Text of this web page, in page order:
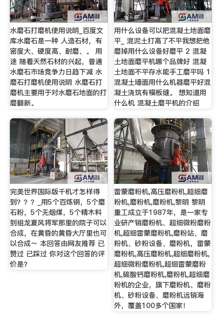
水磨石打磨机使用说明_百度文
库水磨石是一种 人造石材，有
密度大、硬度高、耐磨、。 用
途 随着天然石材的兴起，普通
水磨石市场竞争力日趋下减 水
磨石打磨机使用说明 水磨石打
磨机主要用于对水磨石地面的打
磨翻新。
用什么设备可以把混凝土地面磨
平_ 混泥土打高了不平我想把他
磨掉用什么设备好磨平 2 混凝
土地面磨平机哪个品牌好 混凝
土地面不平存水能手工磨平吗 1
混凝土墙面用什么机器磨平好混
凝土浇筑有模板缝。 想知道用
什么机 混凝土磨平机的介绍
完美世界国际版千机才怎样得
到？？？_用5个百炼钢，5个磨
石粉，5个无烟煤，5个精木料
到组龙夏风将军那里的院子可以
合成，在黄昏的黄昏大厅里也可
以合成～ 本回答由网友推荐 已
赞过 已踩过 你对这个回答的评
价是？
雷蒙磨粉机,高压磨粉机,超细磨
粉机,磨粉机,磨粉机,黎明 黎明
重工成立于1987年，是一家专
业研产销磨粉机、超细微粉磨粉
机,超细雷蒙磨粉机,磨粉站、磨
粉机、砂粉设备、磨粉机，雷蒙
磨粉机,高压磨粉机,超细磨粉机,
超细微粉磨粉机,超细雷蒙磨粉
机,碳酸钙磨粉机,磨粉机,超细磨
粉机的企业，旗下磨粉机、磨粉
机、砂粉设备、磨粉机远销海
外，覆盖100多个国家！